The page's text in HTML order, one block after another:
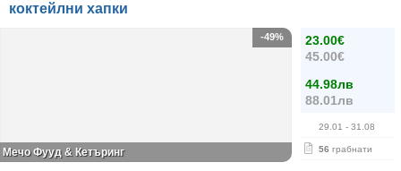
коктейлни хапки
23.00€
45.00€
44.98лв
88.01лв
29.01 - 31.08
56 грабнати
-49%
Мечо Фууд & Кетъринг